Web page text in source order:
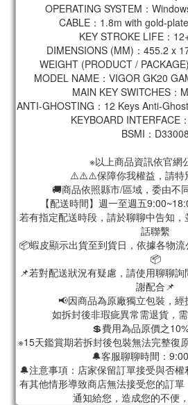
OPERATING SYSTEM：
CABLE：1.8m with gold-
KEY STROKE LIFE：
DIMENSIONS (MM)：455.2 x
WEIGHT (PRODUCT /
MODEL NAME：VIGOR GK20
MAIN KEY SWITCHES
KEYBOARD
BSMI：D33008
※以上商品資訊依官網
⚠️⚠️⚠️保障你我權益，請
🚚商品依照縣市/區域，委由不
【配送時間】週一至週五
若有指定配送時段，請於聊聊中告知
話聯繫
📦蝦皮顯示出貨至到貨日，依據各物
📦
📌若對配送狀況有疑慮，請使用聊聊
謝配合📌
📢因商品為原廠獨立包裝，
如拆封後非瑕疵異常需退貨，需
💲費用為品原價之
※15天鑑賞期若拆封後包裝無法完整復
🔔客服聊聊時間：
🔔注意事項：店家保留訂單接受與否
有其他情形導致商店無法接受您的訂
通知給您，造成您的不便，